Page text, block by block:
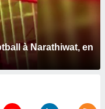
à Narathiwat, en